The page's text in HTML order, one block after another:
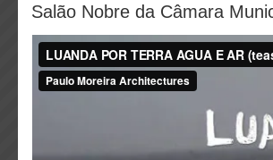
Salão Nobre da Câmara